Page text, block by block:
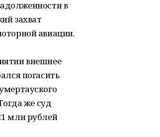
в
захват
авиации.
внешнее
погасить
же суд
млн рублей